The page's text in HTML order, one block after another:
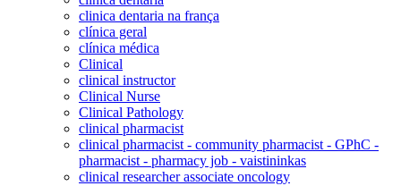
clinica dentaria na frança
clínica geral
clínica médica
Clinical
clinical instructor
Clinical Nurse
Clinical Pathology
clinical pharmacist
clinical pharmacist - community pharmacist - GPhC -
pharmacist - pharmacy job - vaistininkas
clinical researcher associate oncology